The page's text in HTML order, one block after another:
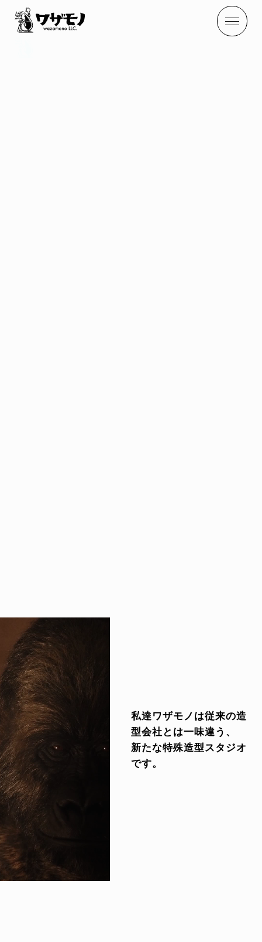
私達ワザモノは従来の造
型会社とは一味違う、
新たな特殊造型スタジオ
です。